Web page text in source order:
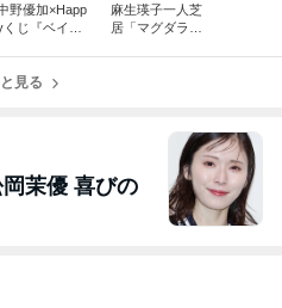
野優加×Happ
くじ『ベイマ
麻生瑛子一人芝
居「マグダラの
見る
岡茉優 喜びの